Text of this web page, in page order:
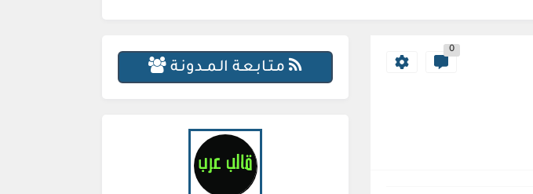
0
مـتـابـعـة الـمــدونـة